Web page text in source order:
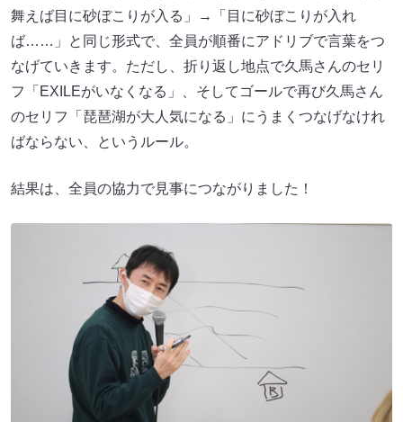
舞えば目に砂ぼこりが入る」→「目に砂ぼこりが入れ
ば……」と同じ形式で、全員が順番にアドリブで言葉をつ
なげていきます。ただし、折り返し地点で久馬さんのセリ
フ「EXILEがいなくなる」、そしてゴールで再び久馬さん
のセリフ「琵琶湖が大人気になる」にうまくつなげなけれ
ばならない、というルール。
結果は、全員の協力で見事につながりました！